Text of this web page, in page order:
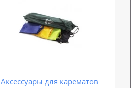
Аксессуары для карематов